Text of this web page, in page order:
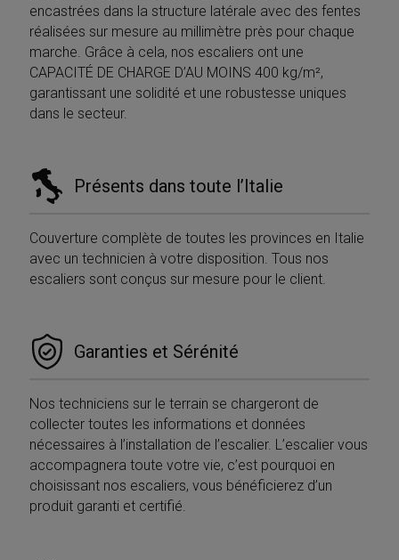
encastrées dans la structure latérale avec des fentes
réalisées sur mesure au millimètre près pour chaque
marche. Grâce à cela, nos escaliers ont une
CAPACITÉ DE CHARGE D’AU MOINS 400 kg/m²,
garantissant une solidité et une robustesse uniques
dans le secteur.
Présents dans toute l’Italie
Couverture complète de toutes les provinces en Italie
avec un technicien à votre disposition. Tous nos
escaliers sont conçus sur mesure pour le client.
Garanties et Sérénité
Nos techniciens sur le terrain se chargeront de
collecter toutes les informations et données
nécessaires à l’installation de l’escalier. L’escalier vous
accompagnera toute votre vie, c’est pourquoi en
choisissant nos escaliers, vous bénéficierez d’un
produit garanti et certifié.